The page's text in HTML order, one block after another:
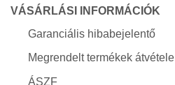
VÁSÁRLÁSI INFORMÁCIÓK
Garanciális hibabejelentő
Megrendelt termékek átvétele
ÁSZF